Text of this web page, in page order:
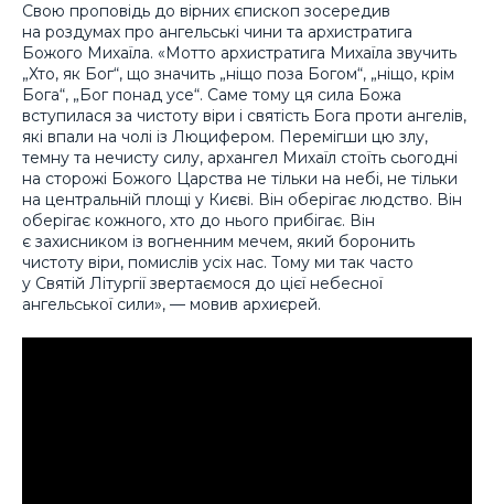
Свою проповідь до вірних єпископ зосередив
на роздумах про ангельські чини та архистратига
Божого Михаїла. «Мотто архистратига Михаїла звучить
„Хто, як Бог“, що значить „ніщо поза Богом“, „ніщо, крім
Бога“, „Бог понад усе“. Саме тому ця сила Божа
вступилася за чистоту віри і святість Бога проти ангелів,
які впали на чолі із Люцифером. Перемігши цю злу,
темну та нечисту силу, архангел Михаїл стоїть сьогодні
на сторожі Божого Царства не тільки на небі, не тільки
на центральній площі у Києві. Він оберігає людство. Він
оберігає кожного, хто до нього прибігає. Він
є захисником із вогненним мечем, який боронить
чистоту віри, помислів усіх нас. Тому ми так часто
у Святій Літургії звертаємося до цієї небесної
ангельської сили», — мовив архиєрей.